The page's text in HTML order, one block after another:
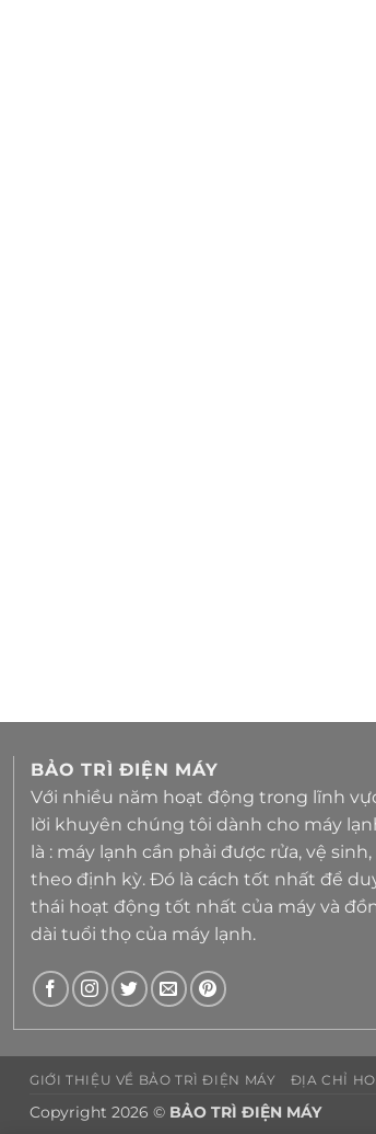
BẢO TRÌ ĐIỆN MÁY
Với nhiều năm hoạt động trong lĩnh
lời khuyên chúng tôi dành cho máy
là : máy lạnh cần phải được rửa, vệ
theo định kỳ. Đó là cách tốt nhất để
thái hoạt động tốt nhất của máy và
dài tuổi thọ của máy lạnh.
GIỚI THIỆU VỀ BẢO TRÌ ĐIỆN MÁY ĐỊA CHỈ
Copyright 2026 © BẢO TRÌ ĐIỆN MÁY